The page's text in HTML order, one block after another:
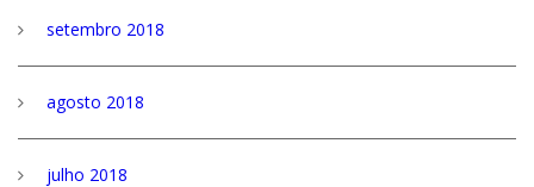
setembro 2018
agosto 2018
julho 2018